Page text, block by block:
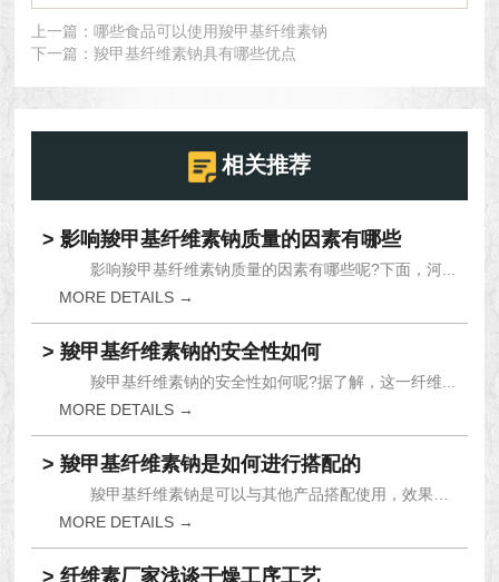
上一篇：哪些食品可以使用羧甲基纤维素钠
下一篇：羧甲基纤维素钠具有哪些优点
相关推荐
> 影响羧甲基纤维素钠质量的因素有哪些
影响羧甲基纤维素钠质量的因素有哪些呢?下面，河...
MORE DETAILS →
> 羧甲基纤维素钠的安全性如何
羧甲基纤维素钠的安全性如何呢?据了解，这一纤维...
MORE DETAILS →
> 羧甲基纤维素钠是如何进行搭配的
MORE DETAILS →
> 纤维素厂家浅谈干燥工序工艺